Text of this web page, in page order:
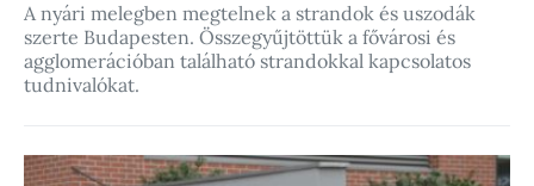
A nyári melegben megtelnek a strandok és uszodák
szerte Budapesten. Összegyűjtöttük a fővárosi és
agglomerációban található strandokkal kapcsolatos
tudnivalókat.